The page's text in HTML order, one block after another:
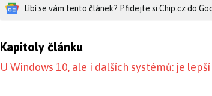
Líbí se vám tento článek? Přidejte si Chip.cz do
Kapitoly článku
U Windows 10, ale i dalších systémů: je